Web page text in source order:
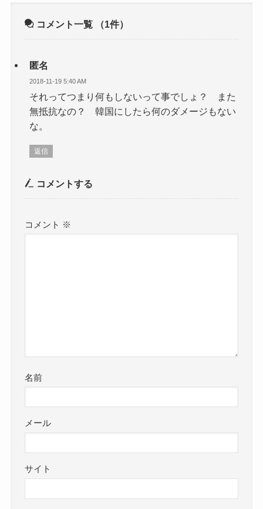
コメント一覧 （1件）
匿名
2018-11-19 5:40 AM
それってつまり何もしないって事でしょ？ また
無抵抗なの？ 韓国にしたら何のダメージもない
な。
返信
コメントする
コメント ※
名前
メール
サイト